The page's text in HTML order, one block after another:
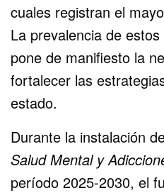
cuales registran el
La prevalencia de
pone de manifiesto la
fortalecer las
estado.
Durante la instalación
Salud Mental y
período 2025-2030, el